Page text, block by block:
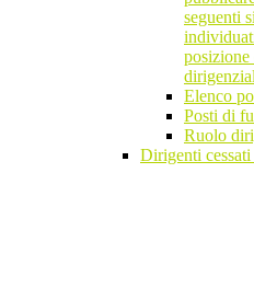
seguenti
Elenco
Posti di
Ruolo
Dirigenti cessati